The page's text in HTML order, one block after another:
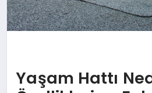
Yaşam Hattı